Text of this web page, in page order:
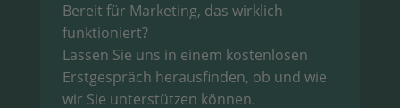
Bereit für Marketing, das wirklich
funktioniert?
Lassen Sie uns in einem kostenlosen
Erstgespräch herausfinden, ob und wie
wir Sie unterstützen können.